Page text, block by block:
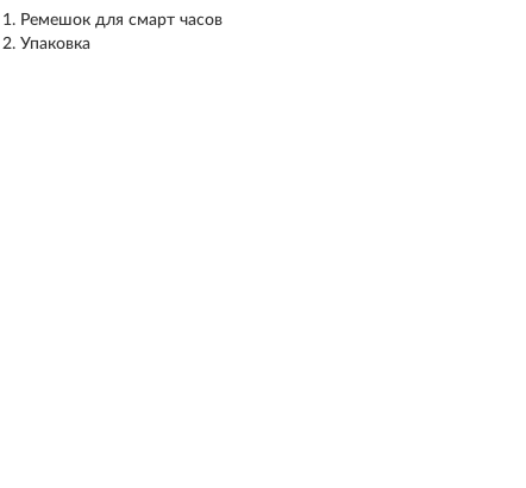
Ремешок для смарт часов
Упаковка